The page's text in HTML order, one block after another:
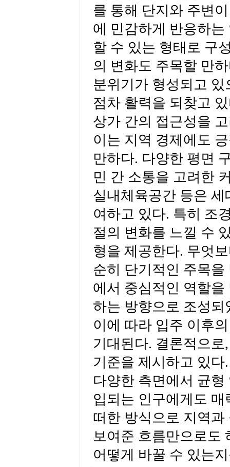
를 통해 단지와 주변
에 민감하게 반응하
할 수 있는 형태로 구
의 변화도 주목할 만
분위기가 형성되고
점차 활력을 되찾고
상가 간의 접근성을
이는 지역 경제에도
만하다. 다양한 평면
민 간 소통을 고려한
실내체육공간 등은
여하고 있다. 특히 조
절의 변화를 느낄 수
형을 제공한다. 무엇
순히 단기적인 주목
에서 중심적인 역할
하는 방향으로 조성
이에 따라 입주 이후
기대된다. 결론적으
기준을 제시하고 있다
다양한 측면에서 균
입되는 인구에게도
떠한 방식으로 지역
보여준 흐름만으로도
어떻게 바꿀 수 있는